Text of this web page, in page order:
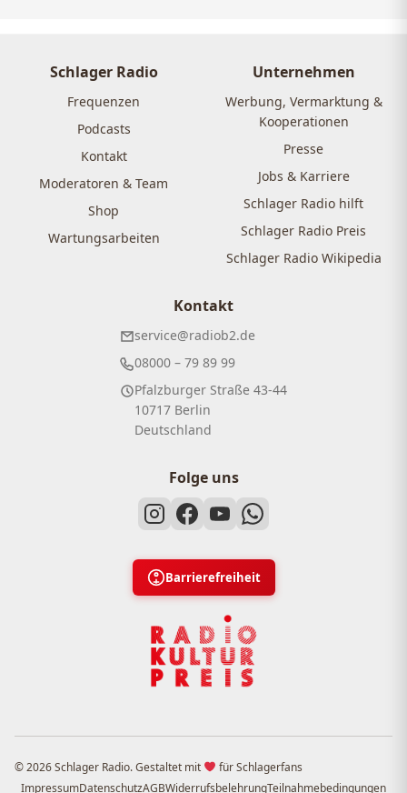
Schlager Radio
Frequenzen
Podcasts
Kontakt
Moderatoren & Team
Shop
Wartungsarbeiten
Unternehmen
Werbung, Vermarktung &
Kooperationen
Presse
Jobs & Karriere
Schlager Radio hilft
Schlager Radio Preis
Schlager Radio Wikipedia
Kontakt
service@radiob2.de
08000 – 79 89 99
Pfalzburger Straße 43-44
10717 Berlin
Deutschland
Folge uns
Barrierefreiheit
© 2026 Schlager Radio. Gestaltet mit
für Schlagerfans
ImpressumDatenschutzAGBWiderrufsbelehrungTeilnahmebedingungen